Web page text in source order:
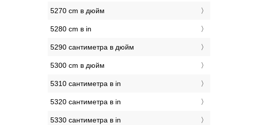
5270 cm в дюйм
5280 cm в in
5290 сантиметра в дюйм
5300 cm в дюйм
5310 сантиметра в in
5320 сантиметра в in
5330 сантиметра в in